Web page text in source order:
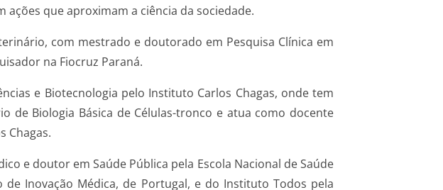
ações que aproximam a ciência da sociedade.
com mestrado e doutorado em Pesquisa Clínica em
na Fiocruz Paraná.
e Biotecnologia pelo Instituto Carlos Chagas, onde tem
de Biologia Básica de Células-tronco e atua como docente
Chagas.
e doutor em Saúde Pública pela Escola Nacional de Saúde
Inovação Médica, de Portugal, e do Instituto Todos pela